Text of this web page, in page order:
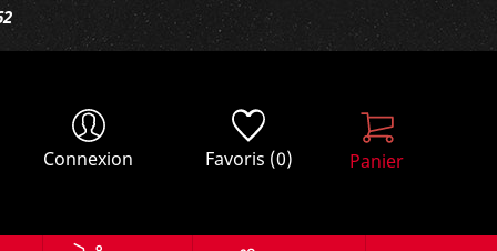
Connexion Favoris (0) Panier